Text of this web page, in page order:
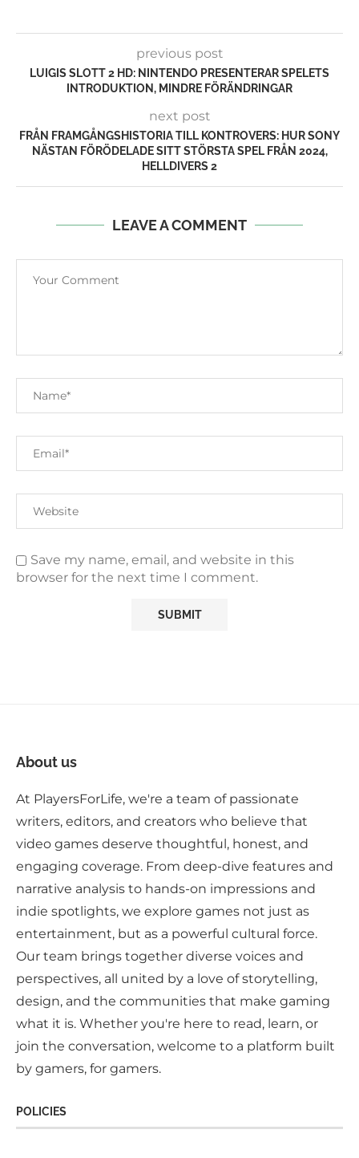
previous post
LUIGIS SLOTT 2 HD: NINTENDO PRESENTERAR SPELETS
INTRODUKTION, MINDRE FÖRÄNDRINGAR
next post
FRÅN FRAMGÅNGSHISTORIA TILL KONTROVERS: HUR SONY
NÄSTAN FÖRÖDELADE SITT STÖRSTA SPEL FRÅN 2024,
HELLDIVERS 2
LEAVE A COMMENT
Save my name, email, and website in this
browser for the next time I comment.
About us
At PlayersForLife, we're a team of passionate
writers, editors, and creators who believe that
video games deserve thoughtful, honest, and
engaging coverage. From deep-dive features and
narrative analysis to hands-on impressions and
indie spotlights, we explore games not just as
entertainment, but as a powerful cultural force.
Our team brings together diverse voices and
perspectives, all united by a love of storytelling,
design, and the communities that make gaming
what it is. Whether you're here to read, learn, or
join the conversation, welcome to a platform built
by gamers, for gamers.
POLICIES